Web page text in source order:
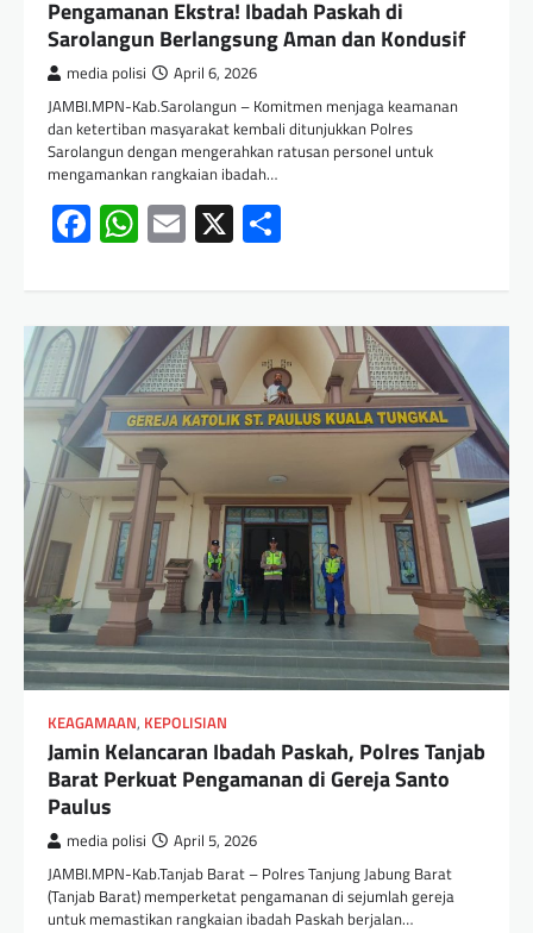
Pengamanan Ekstra! Ibadah Paskah di
Sarolangun Berlangsung Aman dan Kondusif
media polisi April 6, 2026
JAMBI.MPN-Kab.Sarolangun – Komitmen menjaga keamanan
dan ketertiban masyarakat kembali ditunjukkan Polres
Sarolangun dengan mengerahkan ratusan personel untuk
mengamankan rangkaian ibadah…
Facebook
WhatsApp
Email
X
KEAGAMAAN, KEPOLISIAN
Jamin Kelancaran Ibadah Paskah, Polres Tanjab
Barat Perkuat Pengamanan di Gereja Santo
Paulus
media polisi April 5, 2026
JAMBI.MPN-Kab.Tanjab Barat – Polres Tanjung Jabung Barat
(Tanjab Barat) memperketat pengamanan di sejumlah gereja
untuk memastikan rangkaian ibadah Paskah berjalan…